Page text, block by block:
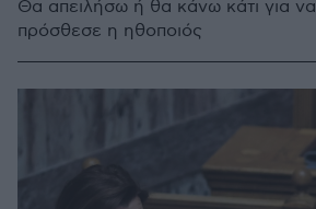
Θα απειλήσω ή θα κάνω κάτι για να
πρόσθεσε η ηθοποιός